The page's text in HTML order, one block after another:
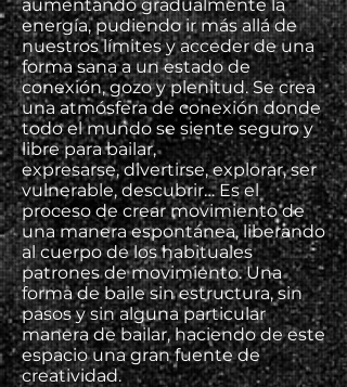
aumentando gradualmente la
energía, pudiendo ir más allá de
nuestros límites y acceder de una
forma sana a un estado de
conexión, gozo y plenitud. Se crea
una atmósfera de conexión donde
todo el mundo se siente seguro y
libre para bailar,
expresarse, divertirse, explorar, ser
vulnerable, descubrir… Es el
proceso de crear movimiento de
una manera espontánea, liberando
al cuerpo de los habituales
patrones de movimiento. Una
forma de baile sin estructura, sin
pasos y sin alguna particular
manera de bailar, haciendo de este
espacio una gran fuente de
creatividad.